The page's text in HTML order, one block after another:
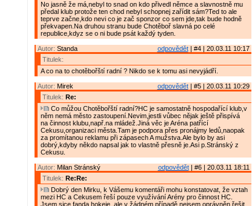
No jasně že má,nebyl to snad on kdo přivedl němce a slavnostně mu
předal klub protože ten chod nebyl schopnej zařídit sám?Ted to ale
teprve začne,kdo nevi co je zač sponzor co sem jde,tak bude hodně
překvapen.Na druhou stranu bude Chotěboř slavná po celé
republice,kdyz se o ni bude psát každý tyden.
odpovědět| #4 | 20.03.11 10:17
Autor: Standa
Titulek:
A co na to chotěbořští radní ? Nikdo se k tomu asi nevyjádří.
odpovědět| #5 | 20.03.11 10:29
Autor: Mirek
Titulek: Re:
Co můžou Chotěbořští radní?HC je samostatně hospodařící klub,v
něm nemá město zastoupení.Nevim,jestli vůbec nějak ještě přispívá
na činnost klubu,např.na mládež.Jiná věc je Aréna patřící
Cekusu,organizaci města.Tam je podpora přes pronájmy ledů,naopak
za promítanou reklamu při zápasech A mužstva.Ale bylo by asi
dobrý,kdyby někdo napsal jak to vlastně přesně je.Asi p.Stránský z
Cekusu.
odpovědět| #6 | 20.03.11 18:11
Autor: Milan Stránský
Titulek: Re:Re:
Dobrý den Mirku, k Vášemu komentáři mohu konstatovat, že vztah
mezi HC a Cekusem řeší pouze využívání Arény pro činnost HC.
Jsem sice fanda hokeje, ale v žádném případě nejsem oprávněn řešit